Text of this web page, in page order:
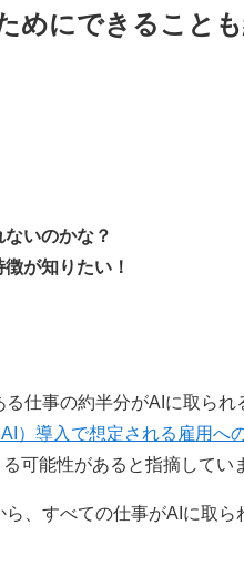
めにできること
いのかな？
が知りたい！
仕事の約半分がAIに取られ
）導入で想定される雇用へ
可能性があると指摘してい
、すべての仕事がAIに取ら